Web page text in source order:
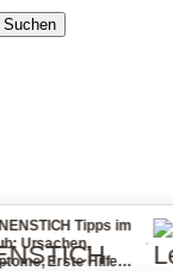
Suchen
Tipps im
Hilfe
·